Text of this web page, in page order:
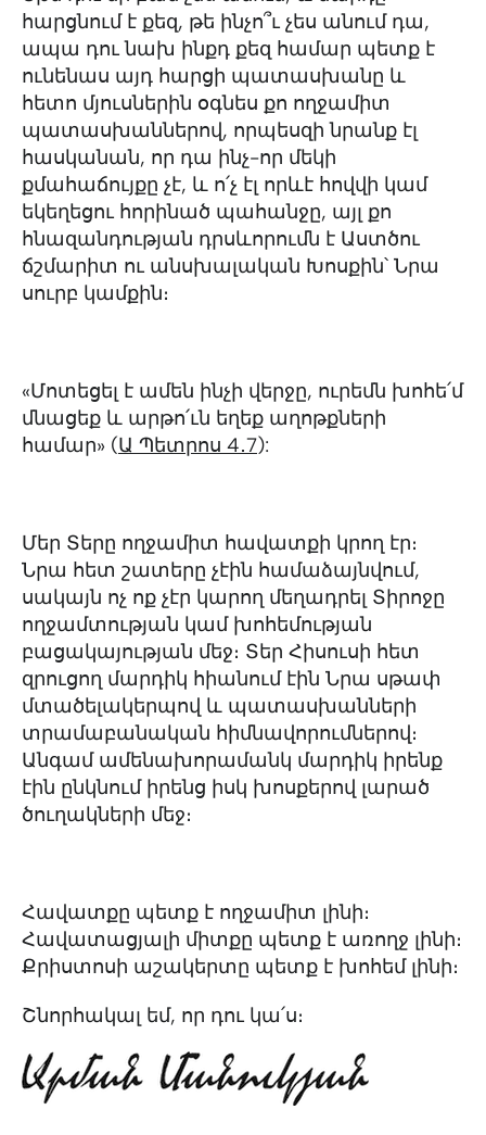
հարցնում է քեզ, թե ինչո՞ւ չես անում դա,
ապա դու նախ ինքդ քեզ համար պետք է
ունենաս այդ հարցի պատասխանը և
հետո մյուսներին օգնես քո ողջամիտ
պատասխաններով, որպեսզի նրանք էլ
հասկանան, որ դա ինչ-որ մեկի
քմահաճույքը չէ, և ո՛չ էլ որևէ հովվի կամ
եկեղեցու հորինած պահանջը, այլ քո
հնազանդության դրսևորումն է Աստծու
ճշմարիտ ու անսխալական Խոսքին՝ Նրա
սուրբ կամքին։
«Մոտեցել է ամեն ինչի վերջը, ուրեմն խոհե՛մ
մնացեք և արթո՛ւն եղեք աղոթքների
համար» (Ա Պետրոս 4․7):
Մեր Տերը ողջամիտ հավատքի կրող էր։
Նրա հետ շատերը չէին համաձայնվում,
սակայն ոչ ոք չէր կարող մեղադրել Տիրոջը
ողջամտության կամ խոհեմության
բացակայության մեջ։ Տեր Հիսուսի հետ
զրուցող մարդիկ հիանում էին Նրա սթափ
մտածելակերպով և պատասխանների
տրամաբանական հիմնավորումներով։
Անգամ ամենախորամանկ մարդիկ իրենք
էին ընկնում իրենց իսկ խոսքերով լարած
ծուղակների մեջ։
Հավատքը պետք է ողջամիտ լինի։
Հավատացյալի միտքը պետք է առողջ լինի։
Քրիստոսի աշակերտը պետք է խոհեմ լինի։
Շնորհակալ եմ, որ դու կա՛ս։